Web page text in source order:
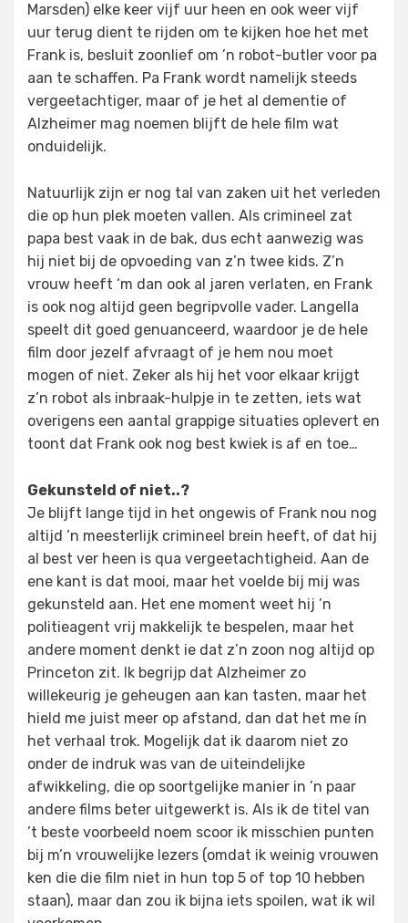
Marsden) elke keer vijf uur heen en ook weer vijf
uur terug dient te rijden om te kijken hoe het met
Frank is, besluit zoonlief om ’n robot-butler voor pa
aan te schaffen. Pa Frank wordt namelijk steeds
vergeetachtiger, maar of je het al dementie of
Alzheimer mag noemen blijft de hele film wat
onduidelijk.
Natuurlijk zijn er nog tal van zaken uit het verleden
die op hun plek moeten vallen. Als crimineel zat
papa best vaak in de bak, dus echt aanwezig was
hij niet bij de opvoeding van z’n twee kids. Z’n
vrouw heeft ‘m dan ook al jaren verlaten, en Frank
is ook nog altijd geen begripvolle vader. Langella
speelt dit goed genuanceerd, waardoor je de hele
film door jezelf afvraagt of je hem nou moet
mogen of niet. Zeker als hij het voor elkaar krijgt
z’n robot als inbraak-hulpje in te zetten, iets wat
overigens een aantal grappige situaties oplevert en
toont dat Frank ook nog best kwiek is af en toe…
Gekunsteld of niet..?
Je blijft lange tijd in het ongewis of Frank nou nog
altijd ’n meesterlijk crimineel brein heeft, of dat hij
al best ver heen is qua vergeetachtigheid. Aan de
ene kant is dat mooi, maar het voelde bij mij was
gekunsteld aan. Het ene moment weet hij ’n
politieagent vrij makkelijk te bespelen, maar het
andere moment denkt ie dat z’n zoon nog altijd op
Princeton zit. Ik begrijp dat Alzheimer zo
willekeurig je geheugen aan kan tasten, maar het
hield me juist meer op afstand, dan dat het me ín
het verhaal trok. Mogelijk dat ik daarom niet zo
onder de indruk was van de uiteindelijke
afwikkeling, die op soortgelijke manier in ’n paar
andere films beter uitgewerkt is. Als ik de titel van
’t beste voorbeeld noem scoor ik misschien punten
bij m’n vrouwelijke lezers (omdat ik weinig vrouwen
ken die die film niet in hun top 5 of top 10 hebben
staan), maar dan zou ik bijna iets spoilen, wat ik wil